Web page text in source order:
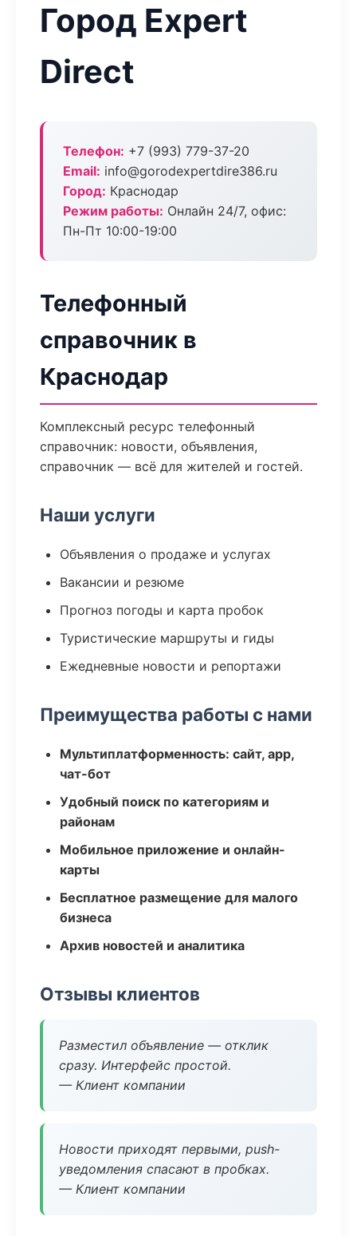
Город Expert
Direct
Телефон: +7 (993) 779-37-20
Email: info@gorodexpertdire386.ru
Город: Краснодар
Режим работы: Онлайн 24/7, офис:
Пн-Пт 10:00-19:00
Телефонный
справочник в
Краснодар
Комплексный ресурс телефонный
справочник: новости, объявления,
справочник — всё для жителей и гостей.
Наши услуги
Объявления о продаже и услугах
Вакансии и резюме
Прогноз погоды и карта пробок
Туристические маршруты и гиды
Ежедневные новости и репортажи
Преимущества работы с нами
Мультиплатформенность: сайт, app,
чат-бот
Удобный поиск по категориям и
районам
Мобильное приложение и онлайн-
карты
Бесплатное размещение для малого
бизнеса
Архив новостей и аналитика
Отзывы клиентов
Разместил объявление — отклик
сразу. Интерфейс простой.
— Клиент компании
Новости приходят первыми, push-
уведомления спасают в пробках.
— Клиент компании